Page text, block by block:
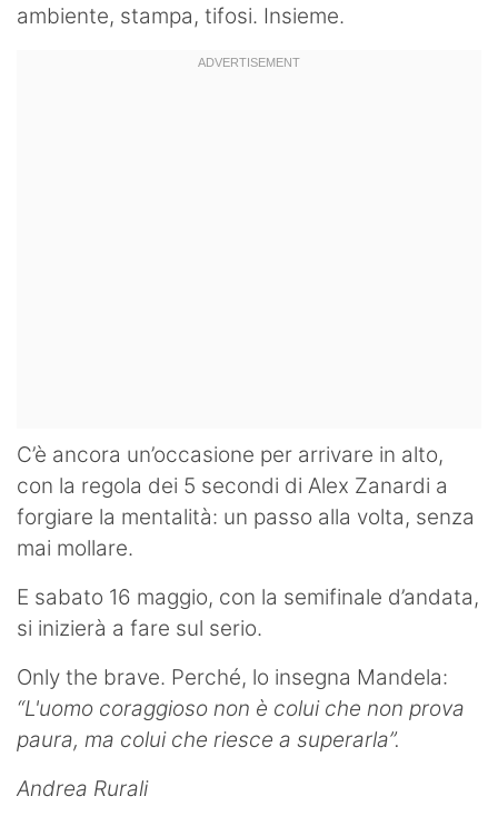
ambiente, stampa, tifosi. Insieme.
C’è ancora un’occasione per arrivare in alto,
con la regola dei 5 secondi di Alex Zanardi a
forgiare la mentalità: un passo alla volta, senza
mai mollare.
E sabato 16 maggio, con la semifinale d’andata,
si inizierà a fare sul serio.
Only the brave. Perché, lo insegna Mandela:
“L'uomo coraggioso non è colui che non prova
paura, ma colui che riesce a superarla”.
Andrea Rurali